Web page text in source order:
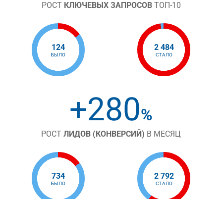
РОСТ КЛЮЧЕВЫХ ЗАПРОСОВТОП-10
124
БЫЛО
2 484
СТАЛО
+280%
РОСТ ЛИДОВ (КОНВЕРСИЙ) В МЕСЯЦ
734
БЫЛО
2 792
СТАЛО